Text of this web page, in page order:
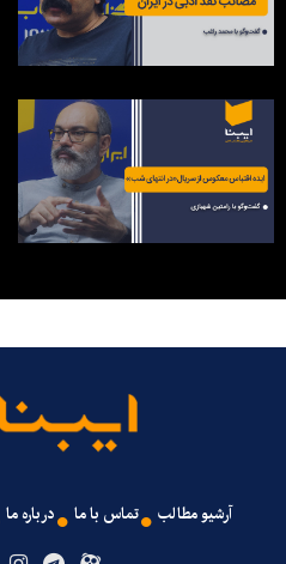
آرشیو مطالب تماس با ما درباره ما